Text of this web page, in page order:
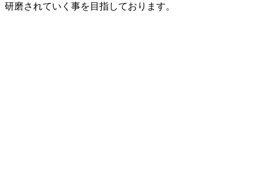
研磨されていく事を目指しております。